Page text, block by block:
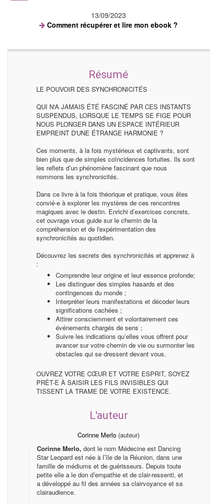
13/09/2023
Comment récupérer et lire mon ebook ?
Résumé
LE POUVOIR DES SYNCHRONICITÉS
QUI N'A JAMAIS ÉTÉ FASCINÉ PAR CES INSTANTS
SUSPENDUS, LORSQUE LE TEMPS SE FIGE POUR
NOUS PLONGER DANS UN ESPACE INTÉRIEUR
EMPREINT D'UNE ÉTRANGE HARMONIE ?
Ces moments, à la fois mystérieux et captivants, sont
bien plus que de simples coïncidences fortuites. Ils sont
les reflets d’un phénomène fascinant que nous
nommons les synchronicités.
Dans ce livre à la fois théorique et pratique, vous êtes
convié-e à explorer les mystères de ces rencontres
magiques avec le destin. Enrichi d’exercices concrets,
cet ouvrage vous guide sur le chemin de la
compréhension et de l'expérimentation des
synchronicités au quotidien.
Découvrez les secrets des synchronicités et apprenez à
:
Comprendre leur origine et leur essence profonde;
Les distinguer des simples hasards et des
contingences du monde ;
Interpréter leurs manifestations et décoder leurs
significations cachées ;
Attirer consciemment et volontairement ces
événements chargés de sens ;
Suivre les indications qu’elles vous offrent pour
avancer sur votre chemin de vie ou surmonter les
obstacles qui se dressent devant vous.
OUVREZ VOTRE CŒUR ET VOTRE ESPRIT, SOYEZ
PRÊT-E À SAISIR LES FILS INVISIBLES QUI
TISSENT LA TRAME DE VOTRE EXISTENCE.
L'auteur
Corinne Merlo (auteur)
Corinne Merlo, dont le nom Médecine est Dancing
Star Leopard est née à l’île de la Réunion, dans une
famille de médiums et de guérisseurs. Depuis toute
petite elle a le don d’empathie et de clair-ressenti, et
a développé au fil des années sa clairvoyance et sa
clairaudience.